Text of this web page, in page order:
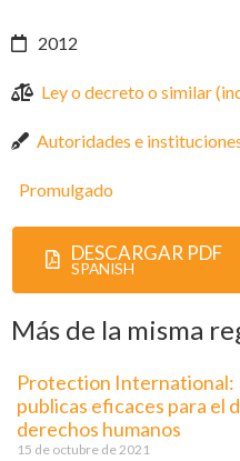
2012
Ley o decreto o similar
Autoridades e
Promulgado
DESCARGAR PDF
SPANISH
Más de la misma
Protection International:
publicas eficaces para el
derechos humanos
15 de octubre de 2021